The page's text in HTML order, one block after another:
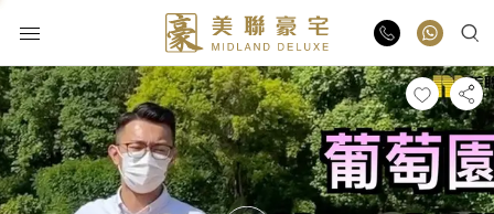
物业出售
物业出租